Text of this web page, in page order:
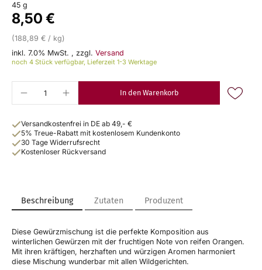
45 g
8,50 €
(188,89 € / kg)
inkl. 7.0% MwSt. , zzgl. Versand
noch 4 Stück verfügbar, Lieferzeit 1-3 Werktage
In den Warenkorb
Versandkostenfrei in DE ab 49,- €
5% Treue-Rabatt mit kostenlosem Kundenkonto
30 Tage Widerrufsrecht
Kostenloser Rückversand
Beschreibung Zutaten Produzent
Diese Gewürzmischung ist die perfekte Komposition aus
winterlichen Gewürzen mit der fruchtigen Note von reifen Orangen.
Mit ihren kräftigen, herzhaften und würzigen Aromen harmoniert
diese Mischung wunderbar mit allen Wildgerichten.